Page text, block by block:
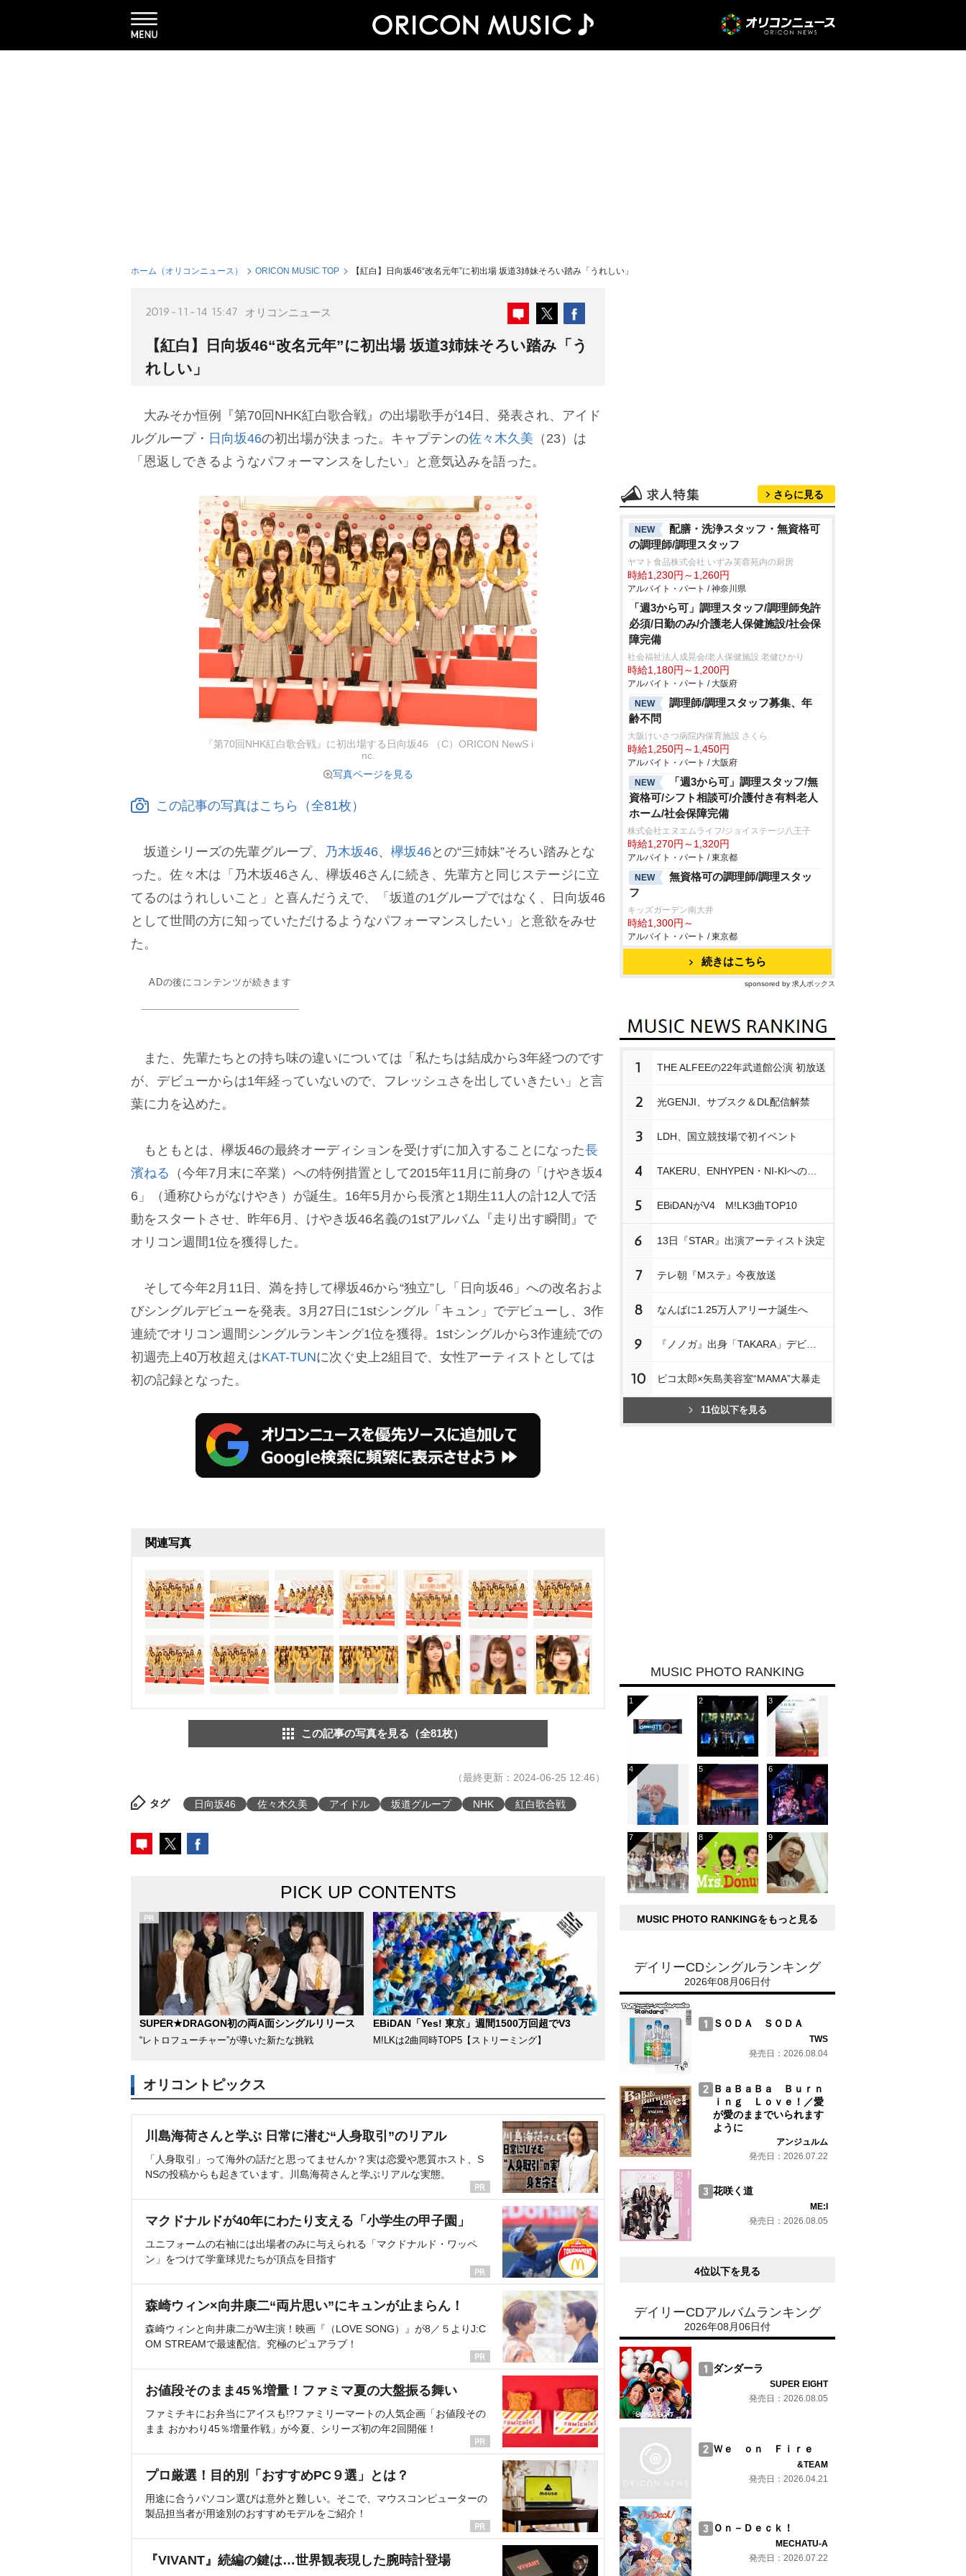
ホーム（オリコンニュース） ORICON MUSIC TOP 【紅白】日向坂46“改名元年”に初出場 坂道3姉妹そろい踏み「うれしい」
2019-11-14 15:47 オリコンニュース
【紅白】日向坂46“改名元年”に初出場 坂道3姉妹そろい踏み「う
れしい」
大みそか恒例『第70回NHK紅白歌合戦』の出場歌手が14日、発表され、アイド
ルグループ・ 日向坂46の初出場が決まった。キャプテンの佐々木久美 （23）は
「恩返しできるようなパフォーマンスをしたい」と意気込みを語った。
『第70回NHK紅白歌合戦』に初出場する日向坂46 （C）ORICON NewS i
nc.
写真ページを見る
この記事の写真はこちら（全81枚）
坂道シリーズの先輩グループ、 乃木坂46、 欅坂46との“三姉妹”そろい踏みとな
った。佐々木は「乃木坂46さん、欅坂46さんに続き、先輩方と同じステージに立
てるのはうれしいこと」と喜んだうえで、「坂道の1グループではなく、日向坂46
として世間の方に知っていただけるようなパフォーマンスしたい」と意欲をみせ
た。
ADの後にコンテンツが続きます
また、先輩たちとの持ち味の違いについては「私たちは結成から3年経つのです
が、デビューからは1年経っていないので、フレッシュさを出していきたい」と言
葉に力を込めた。
もともとは、欅坂46の最終オーディションを受けずに加入することになった長
濱ねる （今年7月末に卒業）への特例措置として2015年11月に前身の「けやき坂4
6」（通称ひらがなけやき）が誕生。16年5月から長濱と1期生11人の計12人で活
動をスタートさせ、昨年6月、けやき坂46名義の1stアルバム『走り出す瞬間』で
オリコン週間1位を獲得した。
そして今年2月11日、満を持して欅坂46から“独立”し「日向坂46」への改名およ
びシングルデビューを発表。3月27日に1stシングル「キュン」でデビューし、3作
連続でオリコン週間シングルランキング1位を獲得。1stシングルから3作連続での
初週売上40万枚超えはKAT-TUNに次ぐ史上2組目で、女性アーティストとしては
初の記録となった。
関連写真
この記事の写真を見る（全81枚）
（最終更新：2024-06-25 12:46）
タグ 日向坂46 佐々木久美 アイドル 坂道グループ NHK 紅白歌合戦
PICK UP CONTENTS
SUPER★DRAGON初の両A面シングルリリース
“レトロフューチャー”が導いた新たな挑戦
EBiDAN「Yes! 東京」週間1500万回超でV3
M!LKは2曲同時TOP5【ストリーミング】
オリコントピックス
川島海荷さんと学ぶ 日常に潜む“人身取引”のリアル
「人身取引」って海外の話だと思ってませんか？実は恋愛や悪質ホスト、S
NSの投稿からも起きています。川島海荷さんと学ぶリアルな実態。
マクドナルドが40年にわたり支える「小学生の甲子園」
ユニフォームの右袖には出場者のみに与えられる「マクドナルド・ワッペ
ン」をつけて学童球児たちが頂点を目指す
森崎ウィン×向井康二“両片思い”にキュンが止まらん！
森崎ウィンと向井康二がW主演！映画『（LOVE SONG）』が8／５よりJ:C
OM STREAMで最速配信。究極のピュアラブ！
お値段そのまま45％増量！ファミマ夏の大盤振る舞い
ファミチキにお弁当にアイスも!?ファミリーマートの人気企画「お値段その
まま おかわり45％増量作戦」が今夏、シリーズ初の年2回開催！
プロ厳選！目的別「おすすめPC９選」とは？
用途に合うパソコン選びは意外と難しい。そこで、マウスコンピューターの
製品担当者が用途別のおすすめモデルをご紹介！
『VIVANT』続編の鍵は…世界観表現した腕時計登場
さらに見る
NEW
配膳・洗浄スタッフ・無資格可
の調理師/調理スタッフ
ヤマト食品株式会社 いずみ芙蓉苑内の厨房
時給1,230円～1,260円
アルバイト・パート / 神奈川県
「週3から可」調理スタッフ/調理師免許
必須/日勤のみ/介護老人保健施設/社会保
障完備
社会福祉法人成晃会/老人保健施設 老健ひかり
時給1,180円～1,200円
アルバイト・パート / 大阪府
NEW
調理師/調理スタッフ募集、年
齢不問
大阪けいさつ病院内保育施設 さくら
時給1,250円～1,450円
アルバイト・パート / 大阪府
NEW
「週3から可」調理スタッフ/無
資格可/シフト相談可/介護付き有料老人
ホーム/社会保障完備
株式会社エヌエムライフ/ジョイステージ八王子
時給1,270円～1,320円
アルバイト・パート / 東京都
NEW
無資格可の調理師/調理スタッ
フ
キッズガーデン南大井
時給1,300円～
アルバイト・パート / 東京都
続きはこちら
sponsored by 求人ボックス
1 THE ALFEEの22年武道館公演 初放送
2 光GENJI、サブスク＆DL配信解禁
3 LDH、国立競技場で初イベント
4
5 EBiDANがV4 M!LK3曲TOP10
6 13日『STAR』出演アーティスト決定
7 テレ朝『Mステ』今夜放送
8 なんばに1.25万人アリーナ誕生へ
9
10 ピコ太郎×矢島美容室“MAMA”大暴走
11位以下を見る
MUSIC PHOTO RANKING
MUSIC PHOTO RANKINGをもっと見る
デイリーCDシングルランキング
2026年08月06日付
ＳＯＤＡ ＳＯＤＡ
TWS
発売日：2026.08.04
ＢａＢａＢａ Ｂｕｒｎ
ｉｎｇ Ｌｏｖｅ！／愛
が愛のままでいられます
ように
アンジュルム
発売日：2026.07.22
花咲く道
ME:I
発売日：2026.08.05
4位以下を見る
デイリーCDアルバムランキング
2026年08月06日付
ダンダーラ
SUPER EIGHT
発売日：2026.08.05
Ｗｅ ｏｎ Ｆｉｒｅ
&TEAM
発売日：2026.04.21
Ｏｎ－Ｄｅｃｋ！
MECHATU-A
発売日：2026.07.22